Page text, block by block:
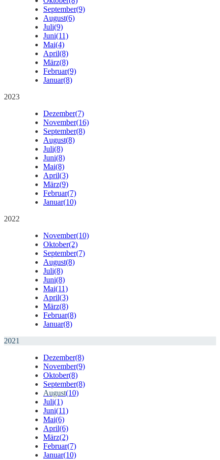
September(9)
August(6)
Juli(9)
Juni(11)
Mai(4)
April(8)
März(8)
Februar(9)
Januar(8)
2023
Dezember(7)
November(16)
September(8)
August(8)
Juli(8)
Juni(8)
Mai(8)
April(3)
März(9)
Februar(7)
Januar(10)
2022
November(10)
Oktober(2)
September(7)
August(8)
Juli(8)
Juni(8)
Mai(11)
April(3)
März(8)
Februar(8)
Januar(8)
2021
Dezember(8)
November(9)
Oktober(8)
September(8)
August(10)
Juli(1)
Juni(11)
Mai(6)
April(6)
März(2)
Februar(7)
Januar(10)